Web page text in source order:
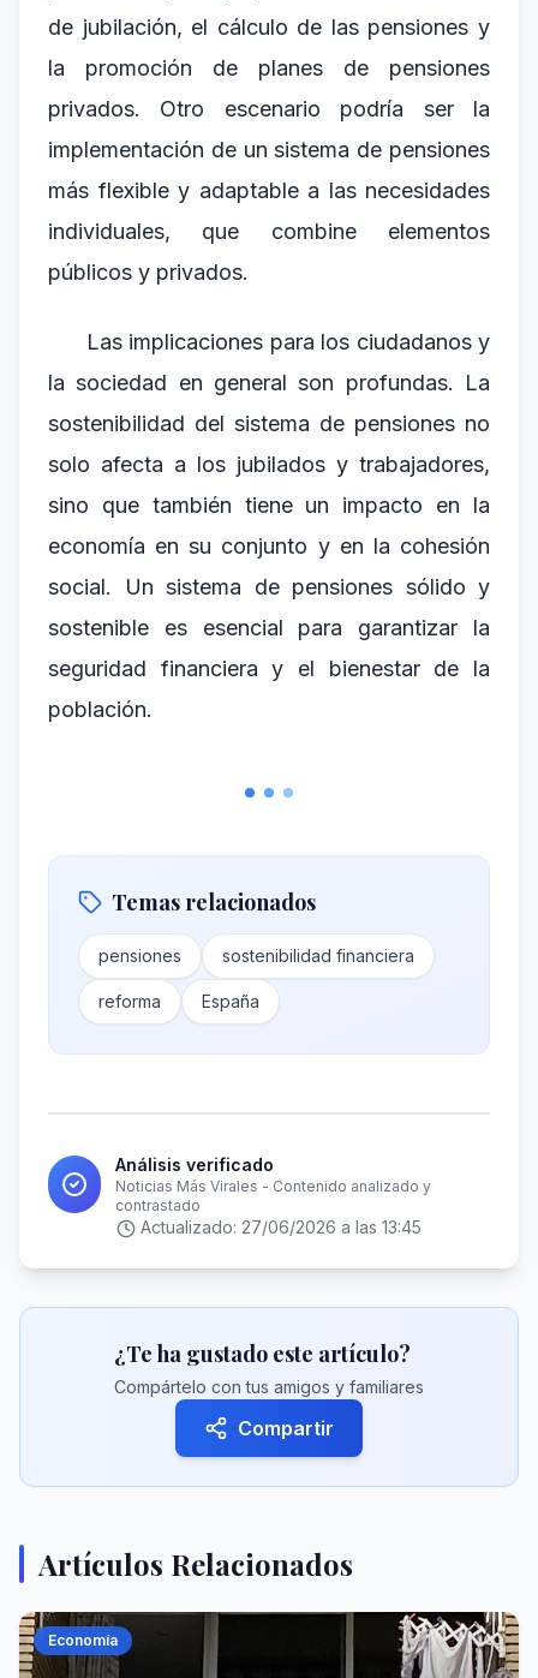
de jubilación, el cálculo de las pensiones y
la promoción de planes de pensiones
privados. Otro escenario podría ser la
implementación de un sistema de pensiones
más flexible y adaptable a las necesidades
individuales, que combine elementos
públicos y privados.
Las implicaciones para los ciudadanos y
la sociedad en general son profundas. La
sostenibilidad del sistema de pensiones no
solo afecta a los jubilados y trabajadores,
sino que también tiene un impacto en la
economía en su conjunto y en la cohesión
social. Un sistema de pensiones sólido y
sostenible es esencial para garantizar la
seguridad financiera y el bienestar de la
población.
Temas relacionados
pensiones sostenibilidad financiera
reforma España
Análisis verificado
Noticias Más Virales - Contenido analizado y
contrastado
Actualizado: 27/06/2026 a las 13:45
¿Te ha gustado este artículo?
Compártelo con tus amigos y familiares
Compartir
Artículos Relacionados
Economía